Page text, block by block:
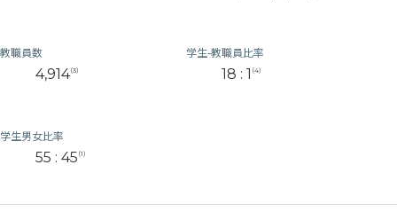
教職員数
4,914(3)
学生-教職員比率
18 : 1 (4)
学生男女比率
55 : 45 (1)